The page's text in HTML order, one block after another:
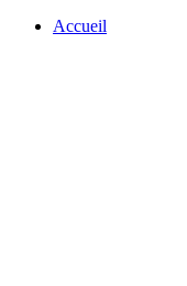
Accueil